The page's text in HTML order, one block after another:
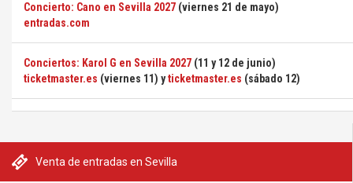
Venta de entradas en Sevilla
Concierto: Cano en Sevilla 2027 (viernes 21 de mayo)
entradas.com
Conciertos: Karol G en Sevilla 2027 (11 y 12 de junio)
ticketmaster.es (viernes 11) yticketmaster.es (sábado 12)